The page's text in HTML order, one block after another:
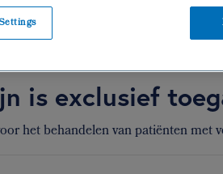
gegevens
is exclusief
het behandelen van patiënten met